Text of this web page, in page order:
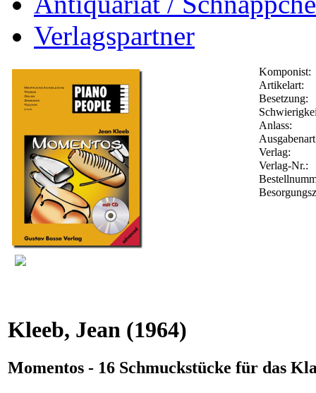
Verlagspartner
Komponist:
Artikelart:
Besetzung:
Anlass:
Verlag:
Verlag-Nr.:
Kleeb, Jean (1964)
Momentos - 16 Schmuckstücke für das